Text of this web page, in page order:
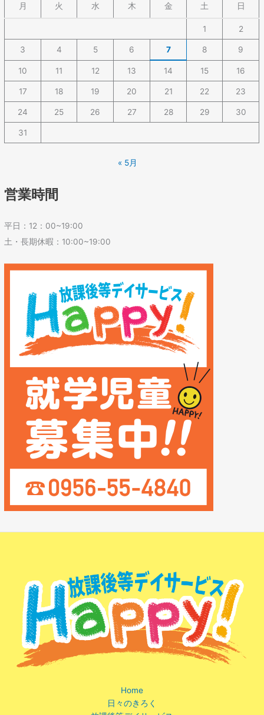
月 火 水 木 金 土 日
1 2
3 4 5 6 7 8 9
10 11 12 13 14 15 16
17 18 19 20 21 22 23
24 25 26 27 28 29 30
31
« 5月
営業時間
平日：12：00~19:00
土・長期休暇：10:00~19:00
Home
日々のきろく